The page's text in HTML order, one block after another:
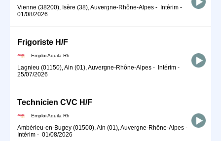
Vienne (38200), Isère (38), Auvergne-Rhône-Alpes - Intérim -
01/08/2026
Frigoriste H/F
Emploi Aquila Rh
Lagnieu (01150), Ain (01), Auvergne-Rhône-Alpes - Intérim -
25/07/2026
Technicien CVC H/F
Emploi Aquila Rh
Ambérieu-en-Bugey (01500), Ain (01), Auvergne-Rhône-Alpes -
Intérim - 01/08/2026